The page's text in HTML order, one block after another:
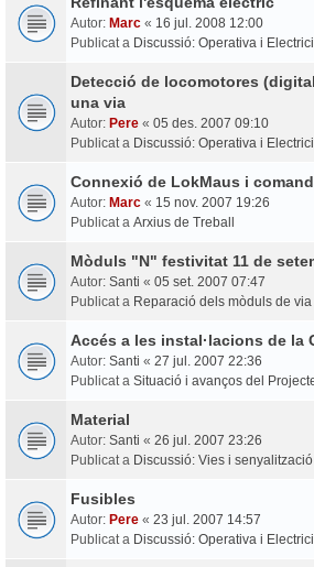
Autor: Marc « 16 jul. 2008 12:00
Publicat a Discussió: Operativa i
Detecció de locomotores
una via
Autor: Pere « 05 des. 2007 09:10
Publicat a Discussió: Operativa i
Connexió de LokMaus i
Autor: Marc « 15 nov. 2007 19:26
Publicat a Arxius de Treball
Mòduls "N" festivitat 11 de
Autor: Santi « 05 set. 2007 07:47
Publicat a Reparació dels mòduls de
Accés a les instal·lacions de la
Autor: Santi « 27 jul. 2007 22:36
Publicat a Situació i avanços del
Material
Autor: Santi « 26 jul. 2007 23:26
Publicat a Discussió: Vies i senyalització
Fusibles
Autor: Pere « 23 jul. 2007 14:57
Publicat a Discussió: Operativa i